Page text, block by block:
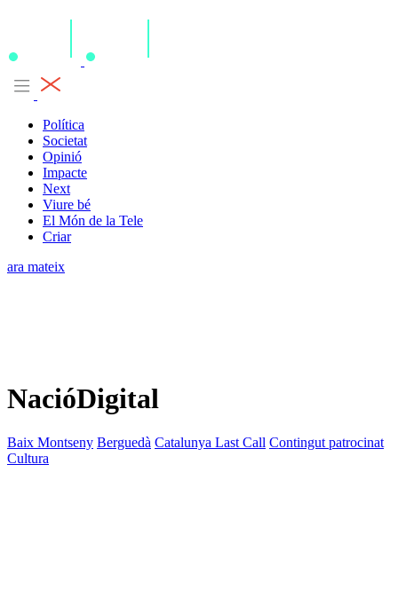
Política
Societat
Opinió
Impacte
Next
Viure bé
El Món de la Tele
Criar
ara mateix
NacióDigital
Baix Montseny Berguedà Catalunya Last Call Contingut patrocinat
Cultura